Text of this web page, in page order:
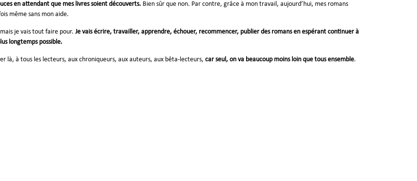
en attendant que mes livres soient découverts. Bien sûr que non. Par contre, grâce à mon travail, aujourd’hui, mes romans
même sans mon aide.
je vais tout faire pour. Je vais écrire, travailler, apprendre, échouer, recommencer, publier des romans en espérant continuer à
longtemps possible.
là, à tous les lecteurs, aux chroniqueurs, aux auteurs, aux bêta-lecteurs, car seul, on va beaucoup moins loin que tous ensemble.